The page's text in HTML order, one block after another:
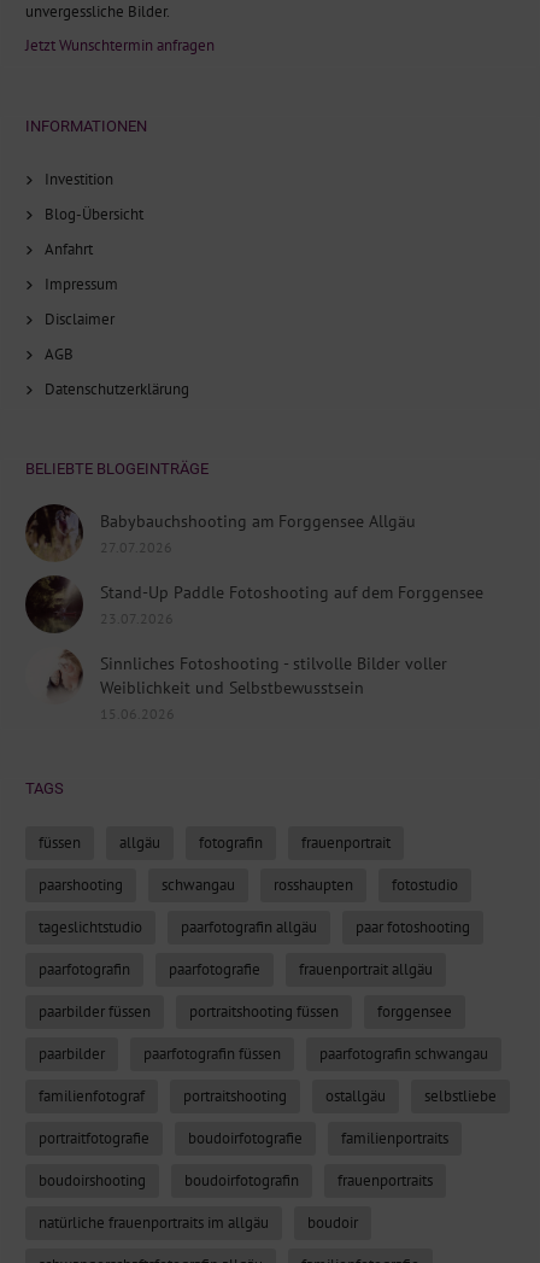
unvergessliche Bilder.
Jetzt Wunschtermin anfragen
INFORMATIONEN
Investition
Blog-Übersicht
Anfahrt
Impressum
Disclaimer
AGB
Datenschutzerklärung
BELIEBTE BLOGEINTRÄGE
Babybauchshooting am Forggensee Allgäu
27.07.2026
Stand-Up Paddle Fotoshooting auf dem Forggensee
23.07.2026
Sinnliches Fotoshooting - stilvolle Bilder voller
Weiblichkeit und Selbstbewusstsein
15.06.2026
TAGS
füssen allgäu fotografin frauenportrait
paarshooting schwangau rosshaupten fotostudio
tageslichtstudio paarfotografin allgäu paar fotoshooting
paarfotografin paarfotografie frauenportrait allgäu
paarbilder füssen portraitshooting füssen forggensee
paarbilder paarfotografin füssen paarfotografin schwangau
familienfotograf portraitshooting ostallgäu selbstliebe
portraitfotografie boudoirfotografie familienportraits
boudoirshooting boudoirfotografin frauenportraits
natürliche frauenportraits im allgäu boudoir